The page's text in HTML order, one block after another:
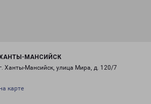
МАНСИЙСК
Ханты-Мансийск, улица Мира, д. 120/7
карте